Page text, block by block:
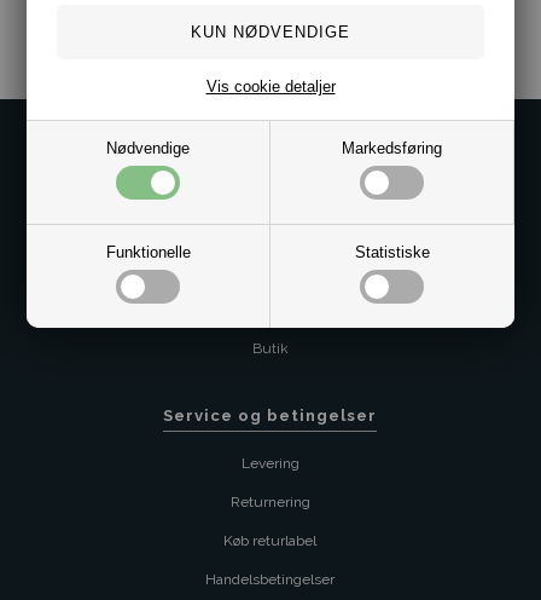
Nødvendige Markedsføring
Funktionelle Statistiske
Vis cookie detaljer
Kundeservice@bestman.dk
Butik
Service og betingelser
Levering
Returnering
Køb returlabel
Handelsbetingelser